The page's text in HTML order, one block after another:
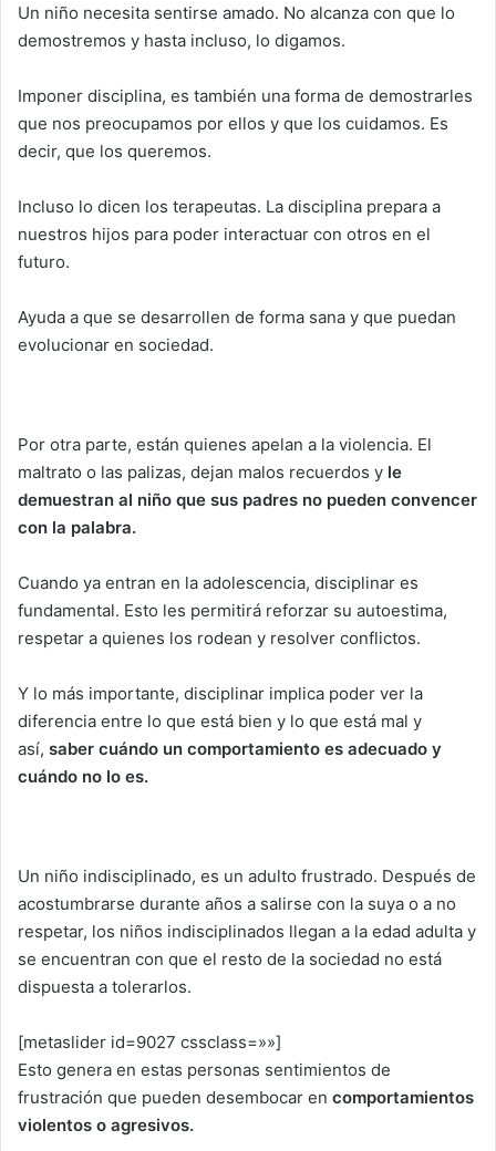
Un niño necesita sentirse amado. No alcanza con que lo
demostremos y hasta incluso, lo digamos.
Imponer disciplina, es también una forma de demostrarles
que nos preocupamos por ellos y que los cuidamos. Es
decir, que los queremos.
Incluso lo dicen los terapeutas. La disciplina prepara a
nuestros hijos para poder interactuar con otros en el
futuro.
Ayuda a que se desarrollen de forma sana y que puedan
evolucionar en sociedad.
Por otra parte, están quienes apelan a la violencia. El
maltrato o las palizas, dejan malos recuerdos y le
demuestran al niño que sus padres no pueden convencer
con la palabra.
Cuando ya entran en la adolescencia, disciplinar es
fundamental. Esto les permitirá reforzar su autoestima,
respetar a quienes los rodean y resolver conflictos.
Y lo más importante, disciplinar implica poder ver la
diferencia entre lo que está bien y lo que está mal y
así, saber cuándo un comportamiento es adecuado y
cuándo no lo es.
Un niño indisciplinado, es un adulto frustrado. Después de
acostumbrarse durante años a salirse con la suya o a no
respetar, los niños indisciplinados llegan a la edad adulta y
se encuentran con que el resto de la sociedad no está
dispuesta a tolerarlos.
[metaslider id=9027 cssclass=»»]
Esto genera en estas personas sentimientos de
frustración que pueden desembocar en comportamientos
violentos o agresivos.